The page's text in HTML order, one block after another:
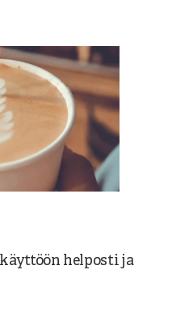
helposti ja